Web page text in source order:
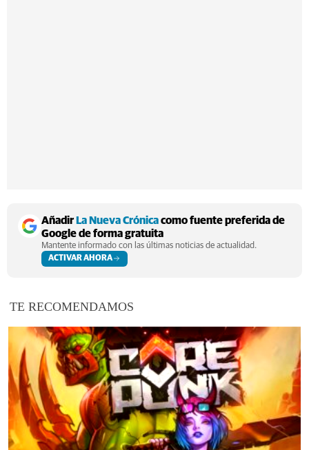
AñadirLa Nueva Crónicacomo fuente preferida de
Google de forma gratuita
Mantente informado con las últimas noticias de actualidad.
ACTIVAR AHORA
TE RECOMENDAMOS